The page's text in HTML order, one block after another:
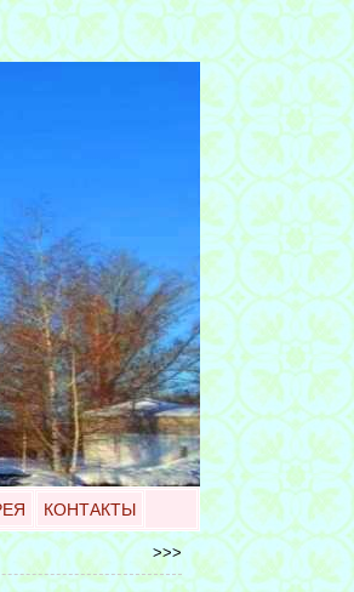
КОНТАКТЫ
>>>